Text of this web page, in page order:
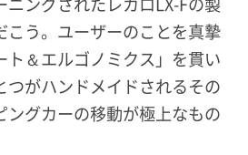
こう。ユーザーのことを真摯
ト＆エルゴノミクス」を貫い
つがハンドメイドされるその
ングカーの移動が極上なもの